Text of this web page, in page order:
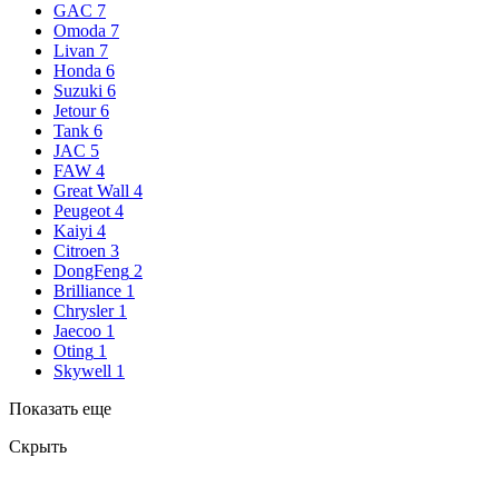
GAC 7
Omoda 7
Livan 7
Honda 6
Suzuki 6
Jetour 6
Tank 6
JAC 5
FAW 4
Great Wall 4
Peugeot 4
Kaiyi 4
Citroen 3
DongFeng 2
Brilliance 1
Chrysler 1
Jaecoo 1
Oting 1
Skywell 1
Показать еще
Скрыть